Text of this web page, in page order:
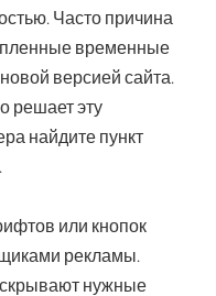
Часто причина
временные
версией сайта.
решает эту
найдите пункт
или кнопок
рекламы.
нужные